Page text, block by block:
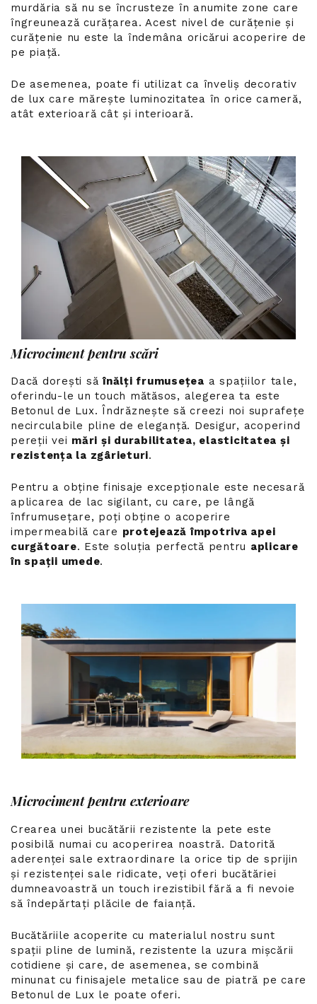
murdăria să nu se încrusteze în anumite zone care
îngreunează curățarea. Acest nivel de curățenie și
curățenie nu este la îndemâna oricărui acoperire de
pe piață.
De asemenea, poate fi utilizat ca înveliș decorativ
de lux care mărește luminozitatea în orice cameră,
atât exterioară cât și interioară.
Microciment pentru scări
Dacă dorești săînălți frumusețea a spațiilor tale,
oferindu-le un touch mătăsos, alegerea ta este
Betonul de Lux. Îndrăznește să creezi noi suprafețe
necirculabile pline de eleganță. Desigur, acoperind
pereții vei mări și durabilitatea, elasticitatea și
rezistența la zgârieturi.
Pentru a obține finisaje excepționale este necesară
aplicarea de lac sigilant, cu care, pe lângă
înfrumusețare, poți obține o acoperire
impermeabilă care protejează împotriva apei
curgătoare. Este soluția perfectă pentru aplicare
în spații umede.
Microciment pentru exterioare
Crearea unei bucătării rezistente la pete este
posibilă numai cu acoperirea noastră. Datorită
aderenței sale extraordinare la orice tip de sprijin
și rezistenței sale ridicate, veți oferi bucătăriei
dumneavoastră un touch irezistibil fără a fi nevoie
să îndepărtați plăcile de faianță.
Bucătăriile acoperite cu materialul nostru sunt
spații pline de lumină, rezistente la uzura mișcării
cotidiene și care, de asemenea, se combină
minunat cu finisajele metalice sau de piatră pe care
Betonul de Lux le poate oferi.